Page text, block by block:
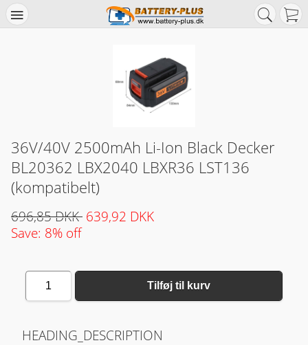
36V/40V 2500mAh Li-Ion Black Decker
BL20362 LBX2040 LBXR36 LST136
(kompatibelt)
696,85 DKK 639,92 DKK
Save: 8% off
1 Tilføj til kurv
HEADING_DESCRIPTION